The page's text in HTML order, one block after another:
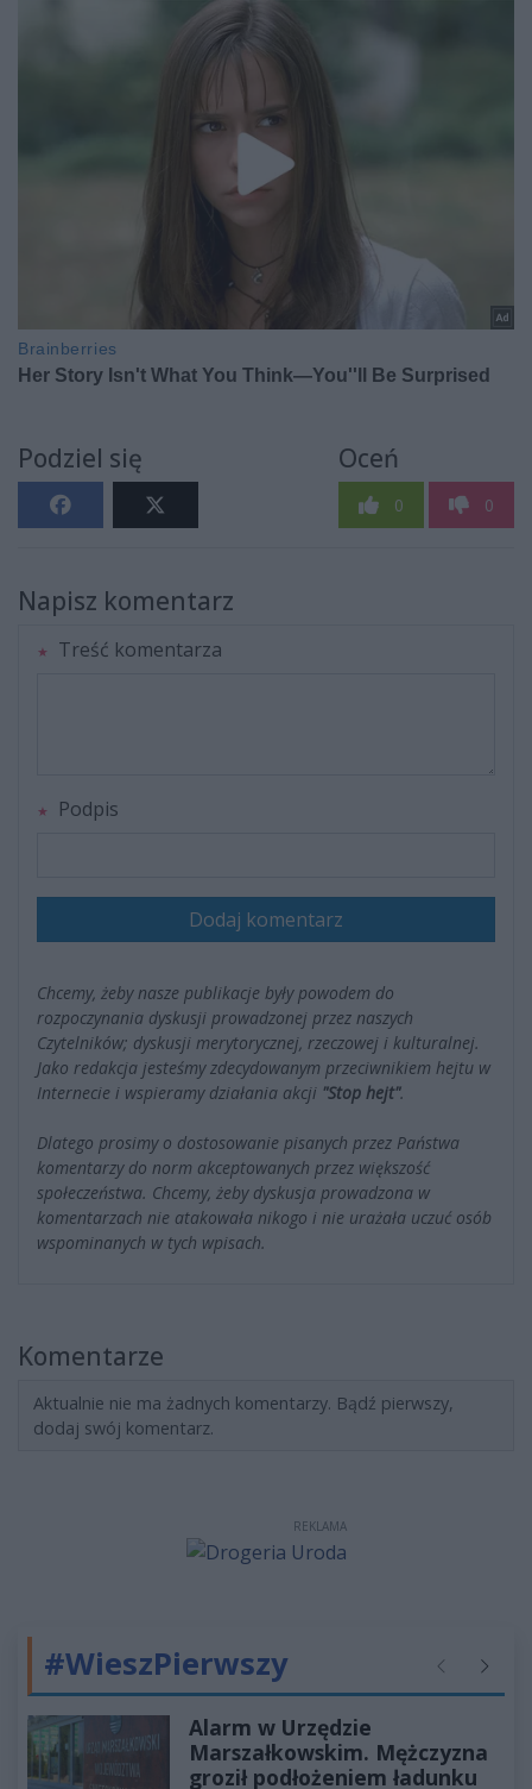
Podziel się Oceń
0 0
Napisz komentarz
Treść komentarza
Podpis
Dodaj komentarz
Chcemy, żeby nasze publikacje były powodem do
rozpoczynania dyskusji prowadzonej przez naszych
Czytelników; dyskusji merytorycznej, rzeczowej i kulturalnej.
Jako redakcja jesteśmy zdecydowanym przeciwnikiem hejtu w
Internecie i wspieramy działania akcji "Stop hejt".
Dlatego prosimy o dostosowanie pisanych przez Państwa
komentarzy do norm akceptowanych przez większość
społeczeństwa. Chcemy, żeby dyskusja prowadzona w
komentarzach nie atakowała nikogo i nie urażała uczuć osób
wspominanych w tych wpisach.
Komentarze
Aktualnie nie ma żadnych komentarzy. Bądź pierwszy,
dodaj swój komentarz.
REKLAMA
#WieszPierwszy Poprzednie
Alarm w Urzędzie
Marszałkowskim. Mężczyzna
groził podłożeniem ładunku